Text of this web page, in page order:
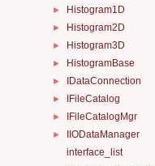
► Histogram1D
► Histogram2D
► Histogram3D
► HistogramBase
► IDataConnection
► IFileCatalog
► IFileCatalogMgr
►
IIODataManager
interface_list